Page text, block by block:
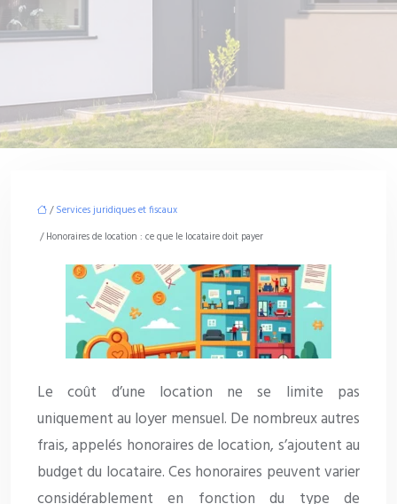
/Services juridiques et fiscaux
/ Honoraires de location : ce que le locataire doit payer
Le coût d’une location ne se limite pas
uniquement au loyer mensuel. De nombreux autres
frais, appelés honoraires de location, s’ajoutent au
budget du locataire. Ces honoraires peuvent varier